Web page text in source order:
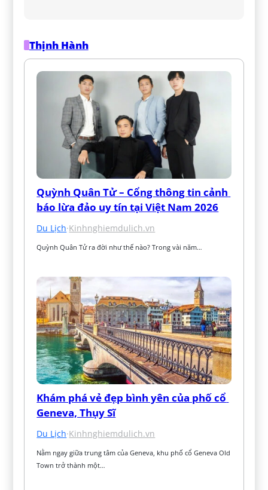
Thịnh Hành
Quỳnh Quân Tử – Cổng thông tin cảnh
báo lừa đảo uy tín tại Việt Nam 2026
Du Lịch·Kinhnghiemdulich.vn
Quỳnh Quân Tử ra đời như thế nào? Trong vài năm…
Khám phá vẻ đẹp bình yên của phố cổ
Geneva, Thụy Sĩ
Du Lịch·Kinhnghiemdulich.vn
Nằm ngay giữa trung tâm của Geneva, khu phố cổ Geneva Old
Town trở thành một…